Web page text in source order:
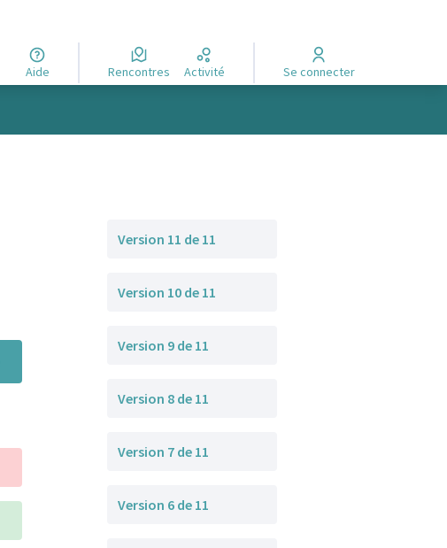
Aide Rencontres Activité Se connecter
Version 11 de 11
Version 10 de 11
Version 9 de 11
Version 8 de 11
Version 7 de 11
Version 6 de 11